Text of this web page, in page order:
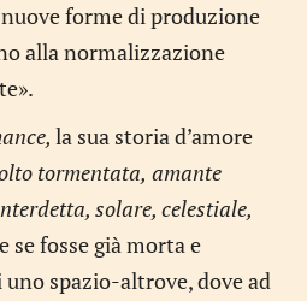
forme di produzione
alla normalizzazione
la sua storia d’amore
tormentata, amante
solare, celestiale,
se fosse già morta e
spazio-altrove, dove ad